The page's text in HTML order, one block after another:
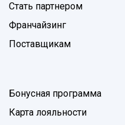
Стать партнером
Франчайзинг
Поставщикам
Бонусная программа
Карта лояльности